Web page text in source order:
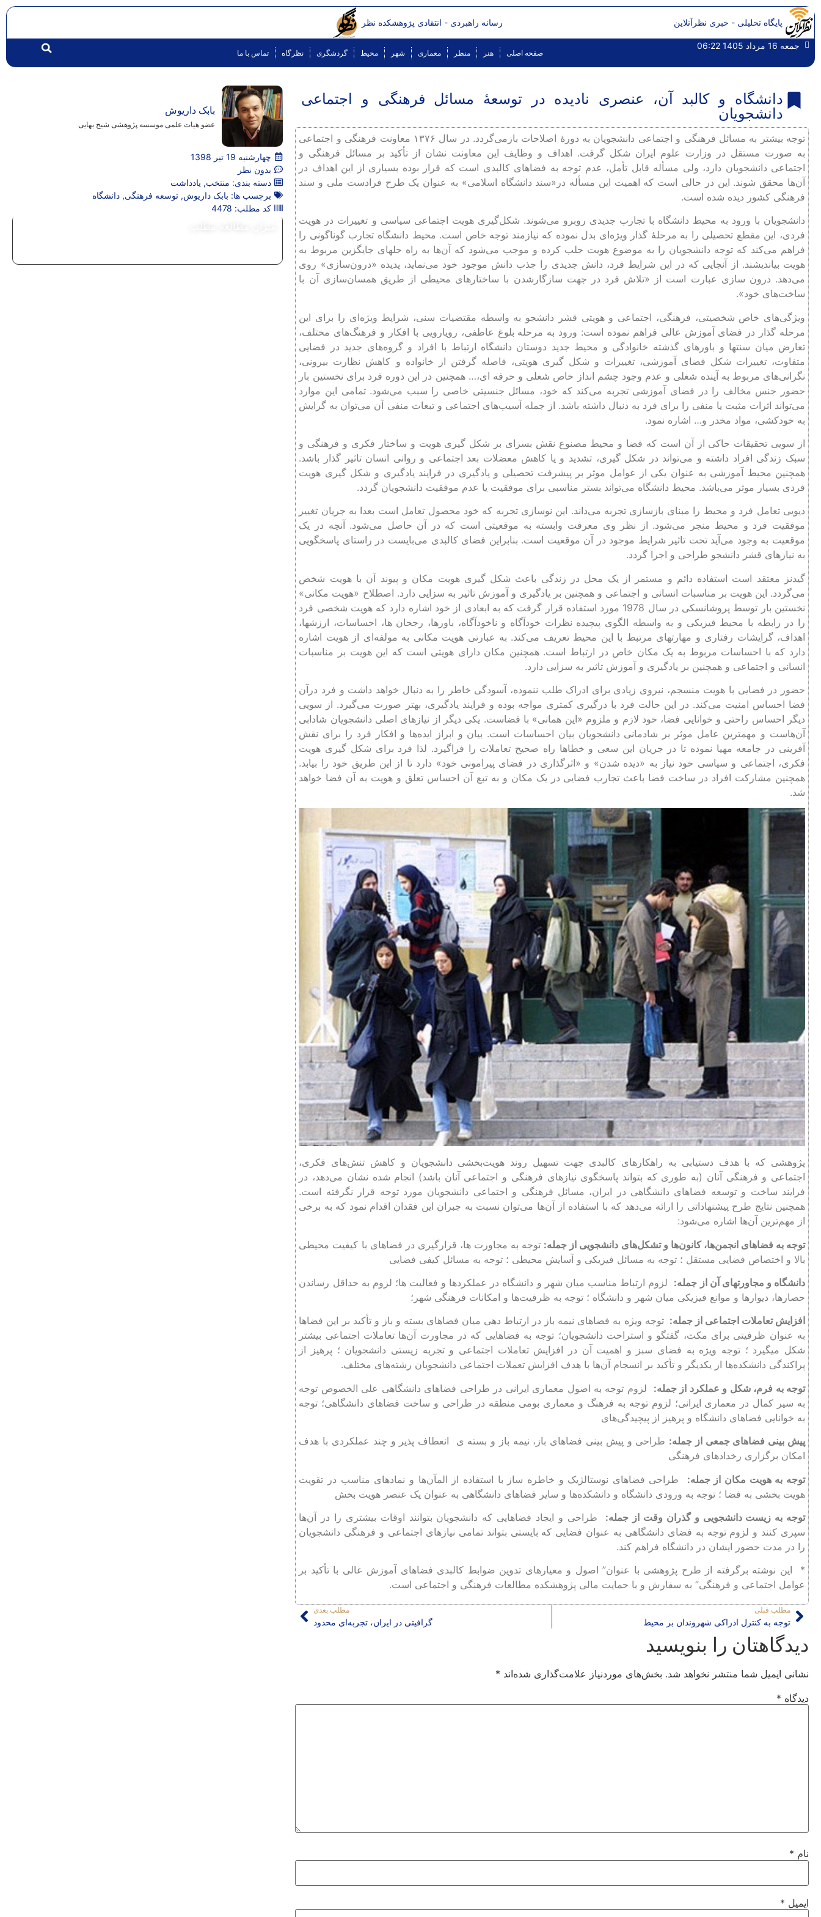
پایگاه تحلیلی - خبری نظرآنلاین رسانه راهبردی - انتقادی پژوهشکده نظر
جمعه 16 مرداد 1405 06:22
صفحه اصلی هنر منظر معماری شهر محیط گردشگری نظرگاه تماس با ما
دانشگاه و کالبد آن، عنصری نادیده در توسعۀ مسائل فرهنگی و اجتماعی
دانشجویان
توجه بیشتر به مسائل فرهنگی و اجتماعی دانشجویان به دورۀ اصلاحات بازمی‌گردد. در سال ۱۳۷۶ معاونت فرهنگی و اجتماعی
به صورت مستقل در وزارت علوم ایران شکل گرفت. اهداف و وظایف این معاونت نشان از تأکید بر مسائل فرهنگی و
اجتماعی دانشجویان دارد، ولی مسأله قابل تأمل، عدم توجه به فضاهای کالبدی است که قرار بوده بسیاری از این اهداف در
آن‌ها محقق شوند. این در حالی است که اهمیت این مسأله در«سند دانشگاه اسلامی» به عنوان یک طرح فرادست ملی و سند
فرهنگی کشور دیده شده است.
دانشجویان با ورود به محیط دانشگاه با تجارب جدیدی روبرو می‌شوند. شکل‌گیری هویت اجتماعی سیاسی و تغییرات در هویت
فردی، این مقطع تحصیلی را به مرحلۀ گذار ویژه‌ای بدل نموده که نیازمند توجه خاص است. محیط دانشگاه تجارب گوناگونی را
فراهم می‌کند که توجه دانشجویان را به موضوع هویت جلب کرده و موجب می‌شود که آن‌ها به راه حلهای جایگزین مربوط به
هویت بیاندیشند. از آنجایی که در این شرایط فرد، دانش جدیدی را جذب دانش موجود خود می‌نماید، پدیده «درون‌سازی» روی
می‌دهد. درون سازی عبارت است از «تلاش فرد در جهت سازگار‌شدن با ساختارهای محیطی از طریق همسان‌سازی آن با
ساخت‌های خود».
ویژگی‌های خاص شخصیتی، فرهنگی، اجتماعی و هویتی قشر دانشجو به واسطه مقتضیات سنی، شرایط ویژه‌ای را برای این
مرحله گذار در فضای آموزش عالی فراهم نموده است: ورود به مرحله بلوغ عاطفی، رویارویی با افکار و فرهنگ‌های مختلف،
تعارض میان سنتها و باورهای گذشته خانوادگی و محیط جدید دوستان دانشگاه ارتباط با افراد و گروه‌های جدید در فضایی
متفاوت، تغییرات شکل فضای آموزشی، تغییرات و شکل گیری هویتی، فاصله گرفتن از خانواده و کاهش نظارت بیرونی،
نگرانی‌های مربوط به آینده شغلی و عدم وجود چشم انداز خاص شغلی و حرفه ای،… همچنین در این دوره فرد برای نخستین بار
حضور جنس مخالف را در فضای آموزشی تجربه می‌کند که خود، مسائل جنسیتی خاصی را سبب می‌شود. تمامی این موارد
می‌تواند اثرات مثبت یا منفی را برای فرد به دنبال داشته باشد. از جمله آسیب‌های اجتماعی و تبعات منفی آن می‌توان به گرایش
به خودکشی، مواد مخدر و… اشاره نمود.
از سویی تحقیقات حاکی از آن است که فضا و محیط مصنوع نقش بسزای بر شکل گیری هویت و ساختار فکری و فرهنگی و
سبک زندگی افراد داشته و می‌تواند در شکل گیری، تشدید و یا کاهش معضلات بعد اجتماعی و روانی انسان تاثیر گذار باشد.
همچنین محیط آموزشی به عنوان یکی از عوامل موثر بر پیشرفت تحصیلی و یادگیری در فرایند یادگیری و شکل گیری هویت
فردی بسیار موثر می‌باشد. محیط دانشگاه می‌تواند بستر مناسبی برای موفقیت یا عدم موفقیت دانشجویان گردد.
دیویی تعامل فرد و محیط را مبنای بازسازی تجربه می‌داند. این نوسازی تجربه که خود محصول تعامل است بعدا به جریان تغییر
موفقیت فرد و محیط منجر می‌شود. از نظر وی معرفت وابسته به موقعیتی است که در آن حاصل می‌شود. آنچه در یک
موقعیت به وجود می‌آید تحت تاثیر شرایط موجود در آن موقعیت است. بنابراین فضای کالبدی می‌بایست در راستای پاسخگویی
به نیازهای قشر دانشجو طراحی و اجرا گردد.
گیدنز معتقد است استفاده دائم و مستمر از یک محل در زندگی باعث شکل گیری هویت مکان و پیوند آن با هویت شخص
می‌گردد. این هویت بر مناسبات انسانی و اجتماعی و همچنین بر یادگیری و آموزش تاثیر به سزایی دارد. اصطلاح «هویت مکانی»
نخستین بار توسط پروشانسکی در سال 1978 مورد استفاده قرار گرفت که به ابعادی از خود اشاره دارد که هویت شخصی فرد
را در رابطه با محیط فیزیکی و به واسطه الگوی پیچیده نظرات خودآگاه و ناخودآگاه، باورها، رجحان ها، احساسات، ارزشها،
اهداف، گرایشات رفتاری و مهارتهای مرتبط با این محیط تعریف می‌کند. به عبارتی هویت مکانی به مولفه‌ای از هویت اشاره
دارد که با احساسات مربوط به یک مکان خاص در ارتباط است. همچنین مکان دارای هویتی است که این هویت بر مناسبات
انسانی و اجتماعی و همچنین بر یادگیری و آموزش تاثیر به سزایی دارد.
حضور در فضایی با هویت منسجم، نیروی زیادی برای ادراک طلب ننموده، آسودگی خاطر را به دنبال خواهد داشت و فرد درآن
فضا احساس امنیت می‌کند. در این حالت فرد با درگیری کمتری مواجه بوده و فرایند یادگیری، بهتر صورت می‌گیرد. از سویی
دیگر احساس راحتی و خوانایی فضا، خود لازم و ملزوم «این همانی» با فضاست. یکی دیگر از نیازهای اصلی دانشجویان شادابی
آن‌هاست و مهمترین عامل موثر بر شادمانی دانشجویان بیان احساسات است. بیان و ابراز ایده‌ها و افکار فرد را برای نقش
آفرینی در جامعه مهیا نموده تا در جریان این سعی و خطاها راه صحیح تعاملات را فراگیرد. لذا فرد برای شکل گیری هویت
فکری، اجتماعی و سیاسی خود نیاز به «دیده شدن» و «اثرگذاری در فضای پیرامونی خود» دارد تا از این طریق خود را بیابد.
همچنین مشارکت افراد در ساخت فضا باعث تجارب فضایی در یک مکان و به تبع آن احساس تعلق و هویت به آن فضا خواهد
شد.
پژوهشی که با هدف دستیابی به راهکارهای کالبدی جهت تسهیل روند هویت‌بخشی دانشجویان و کاهش تنش‌های فکری،
اجتماعی و فرهنگی آنان (به طوری که بتواند پاسخگوی نیازهای فرهنگی و اجتماعی آنان باشد) انجام شده نشان می‌دهد، در
فرایند ساخت و توسعه فضاهای دانشگاهی در ایران، مسائل فرهنگی و اجتماعی دانشجویان مورد توجه قرار نگرفته است.
همچنین نتایج طرح پیشنهاداتی را ارائه می‌دهد که با استفاده از آن‌ها می‌توان نسبت به جبران این فقدان اقدام نمود که به برخی
از مهم‌ترین آن‌ها اشاره می‌شود:
توجه به فضاهای انجمن‌ها، کانون‌ها و تشکل‌های دانشجویی از جمله: توجه به مجاورت ها، قرارگیری در فضاهای با کیفیت محیطی
بالا و اختصاص فضایی مستقل ؛ توجه به مسائل فیزیکی و آسایش محیطی ؛ توجه به مسائل کیفی فضایی
دانشگاه و مجاورتهای آن از جمله: لزوم ارتباط مناسب میان شهر و دانشگاه در عملکردها و فعالیت ها؛ لزوم به حداقل رساندن
حصارها، دیوارها و موانع فیزیکی میان شهر و دانشگاه ؛ توجه به ظرفیت‌ها و امکانات فرهنگی شهر؛
افزایش تعاملات اجتماعی از جمله: توجه ویژه به فضاهای نیمه باز در ارتباط دهی میان فضاهای بسته و باز و تأکید بر این فضاها
به عنوان ظرفیتی برای مکث، گفتگو و استراحت دانشجویان؛ توجه به فضاهایی که در مجاورت آن‌ها تعاملات اجتماعی بیشتر
شکل میگیرد ؛ توجه ویژه به فضای سبز و اهمیت آن در افزایش تعاملات اجتماعی و تجربه زیستی دانشجویان ؛ پرهیز از
پراکندگی دانشکده‌ها از یکدیگر و تأکید بر انسجام آن‌ها با هدف افزایش تعملات اجتماعی دانشجویان رشته‌های مختلف.
توجه به فرم، شکل و عملکرد از جمله: لزوم توجه به اصول معماری ایرانی در طراحی فضاهای دانشگاهی علی الخصوص توجه
به سیر کمال در معماری ایرانی؛ لزوم توجه به فرهنگ و معماری بومی منطقه در طراحی و ساخت فضاهای دانشگاهی؛ توجه
به خوانایی فضاهای دانشگاه و پرهیز از پیچیدگی‌های
پیش بینی فضاهای جمعی از جمله: طراحی و پیش بینی فضاهای باز، نیمه باز و بسته ی انعطاف پذیر و چند عملکردی با هدف
امکان برگزاری رخدادهای فرهنگی
توجه به هویت مکان از جمله: طراحی فضاهای نوستالژیک و خاطره ساز با استفاده از المآن‌ها و نمادهای مناسب در تقویت
هویت بخشی به فضا ؛ توجه به ورودی دانشگاه و دانشکده‌ها و سایر فضاهای دانشگاهی به عنوان یک عنصر هویت بخش
توجه به زیست دانشجویی و گذران وقت از جمله: طراحی و ایجاد فضاهایی که دانشجویان بتوانند اوقات بیشتری را در آن‌ها
سپری کنند و لزوم توجه به فضای دانشگاهی به عنوان فضایی که بایستی بتواند تمامی نیازهای اجتماعی و فرهنگی دانشجویان
را در مدت حضور ایشان در دانشگاه فراهم کند.
* این نوشته برگرفته از طرح پژوهشی با عنوان” اصول و معیارهای تدوین ضوابط کالبدی فضاهای آموزش عالی با تأکید بر
عوامل اجتماعی و فرهنگی” به سفارش و با حمایت مالی پژوهشکده مطالعات فرهنگی و اجتماعی است.
مطلب قبلی
توجه به کنترل ادراکی شهروندان بر محیط
مطلب بعدی
گرافیتی در ایران، تجربه‌ای محدود
دیدگاهتان را بنویسید
نشانی ایمیل شما منتشر نخواهد شد. بخش‌های موردنیاز علامت‌گذاری شده‌اند *
دیدگاه *
نام *
ایمیل *
بابک داریوش
عضو هیات علمی موسسه پژوهشی شیخ بهایی
چهارشنبه 19 تیر 1398
بدون نظر
دسته بندی: منتخب, یادداشت
برچسب ها: بابک داریوش, توسعه فرهنگی, دانشگاه
کد مطلب: 4478